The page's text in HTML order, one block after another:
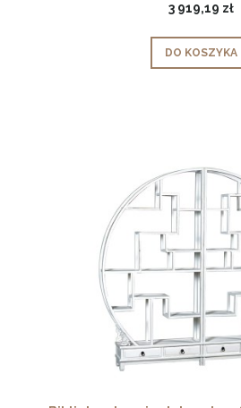
3 919,19 zł
DO KOSZYKA